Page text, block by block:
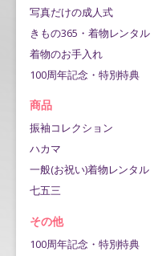
写真だけの成人式
きもの365・着物レンタル
着物のお手入れ
100周年記念・特別特典
商品
振袖コレクション
ハカマ
一般(お祝い)着物レンタル
七五三
その他
100周年記念・特別特典